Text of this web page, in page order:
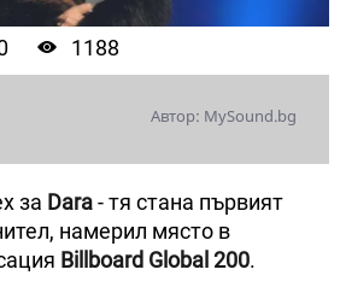
1188
Автор: MySound.bg
за Dara- тя стана първият
намерил място в
Billboard Global 200.